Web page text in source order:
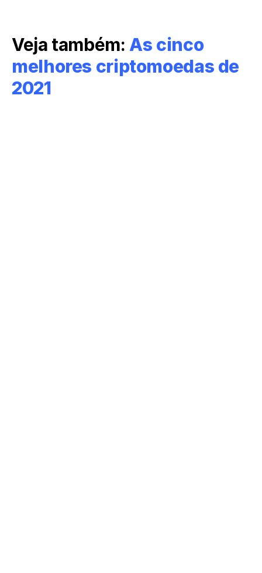
Veja também: As cinco
melhores criptomoedas de
2021